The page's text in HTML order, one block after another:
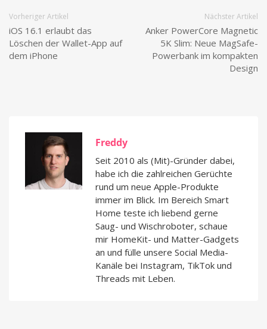
Vorheriger Artikel
iOS 16.1 erlaubt das
Löschen der Wallet-App auf
dem iPhone
Nächster Artikel
Anker PowerCore Magnetic
5K Slim: Neue MagSafe-
Powerbank im kompakten
Design
Freddy
Seit 2010 als (Mit)-Gründer dabei,
habe ich die zahlreichen Gerüchte
rund um neue Apple-Produkte
immer im Blick. Im Bereich Smart
Home teste ich liebend gerne
Saug- und Wischroboter, schaue
mir HomeKit- und Matter-Gadgets
an und fülle unsere Social Media-
Kanäle bei Instagram, TikTok und
Threads mit Leben.